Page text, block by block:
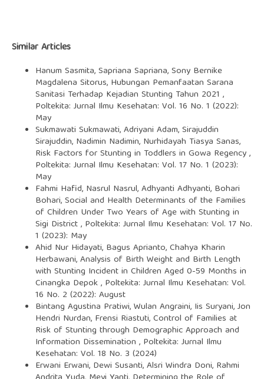
Similar Articles
Hanum Sasmita, Sapriana Sapriana, Sony Bernike
Magdalena Sitorus, Hubungan Pemanfaatan Sarana
Sanitasi Terhadap Kejadian Stunting Tahun 2021 ,
Poltekita: Jurnal Ilmu Kesehatan: Vol. 16 No. 1 (2022):
May
Sukmawati Sukmawati, Adriyani Adam, Sirajuddin
Sirajuddin, Nadimin Nadimin, Nurhidayah Tiasya Sanas,
Risk Factors for Stunting in Toddlers in Gowa Regency,
Poltekita: Jurnal Ilmu Kesehatan: Vol. 17 No. 1 (2023):
May
Fahmi Hafid, Nasrul Nasrul, Adhyanti Adhyanti, Bohari
Bohari,Social and Health Determinants of the Families
of Children Under Two Years of Age with Stunting in
Sigi District, Poltekita: Jurnal Ilmu Kesehatan: Vol. 17 No.
1 (2023): May
Ahid Nur Hidayati, Bagus Aprianto, Chahya Kharin
Herbawani,Analysis of Birth Weight and Birth Length
with Stunting Incident in Children Aged 0-59 Months in
Cinangka Depok, Poltekita: Jurnal Ilmu Kesehatan: Vol.
16 No. 2 (2022): August
Bintang Agustina Pratiwi, Wulan Angraini, Iis Suryani, Jon
Hendri Nurdan, Frensi Riastuti,Control of Families at
Risk of Stunting through Demographic Approach and
Information Dissemination , Poltekita: Jurnal Ilmu
Kesehatan: Vol. 18 No. 3 (2024)
Erwani Erwani, Dewi Susanti, Alsri Windra Doni, Rahmi